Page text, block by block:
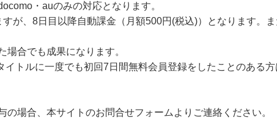
・auのみの対応となります。
が、8日目以降自動課金（月額500円(税込)）となります。
合でも成果になります。
トルに一度でも初回7日間無料会員登録をしたことのある方
の場合、本サイトのお問合せフォームよりご連絡ください。